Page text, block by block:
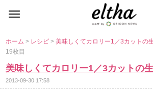
ホーム> レシピ>美味しくてカロリー1／3カットの
19枚目
美味しくてカロリー1／3カットの
2013-09-30 17:58